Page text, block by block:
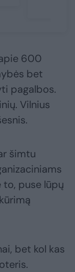
600
bet
pagalbos.
Vilnius
šimtu
to, puse lūpų
bet kol kas